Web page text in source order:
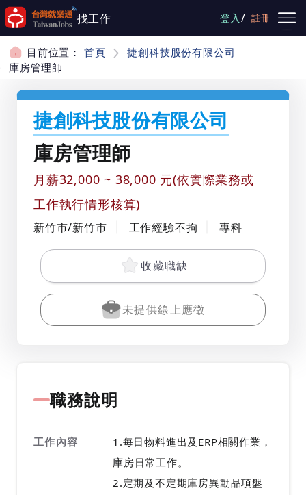
跳到主要內容
找工作 登入/ 註冊
目前位置： 首頁
捷創科技股份有限公司
庫房管理師
捷創科技股份有限公司
庫房管理師
月薪32,000 ~ 38,000 元(依實際業務或
工作執行情形核算)
新竹市/新竹市 工作經驗不拘 專科
收藏職缺
未提供線上應徵
職務說明
工作內容
1.每日物料進出及ERP相關作業，
庫房日常工作。
2.定期及不定期庫房異動品項盤